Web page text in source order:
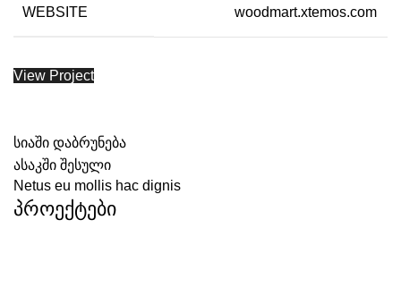
WEBSITE woodmart.xtemos.com
View Project
სიაში დაბრუნება
ასაკში შესული
Netus eu mollis hac dignis
პროექტები